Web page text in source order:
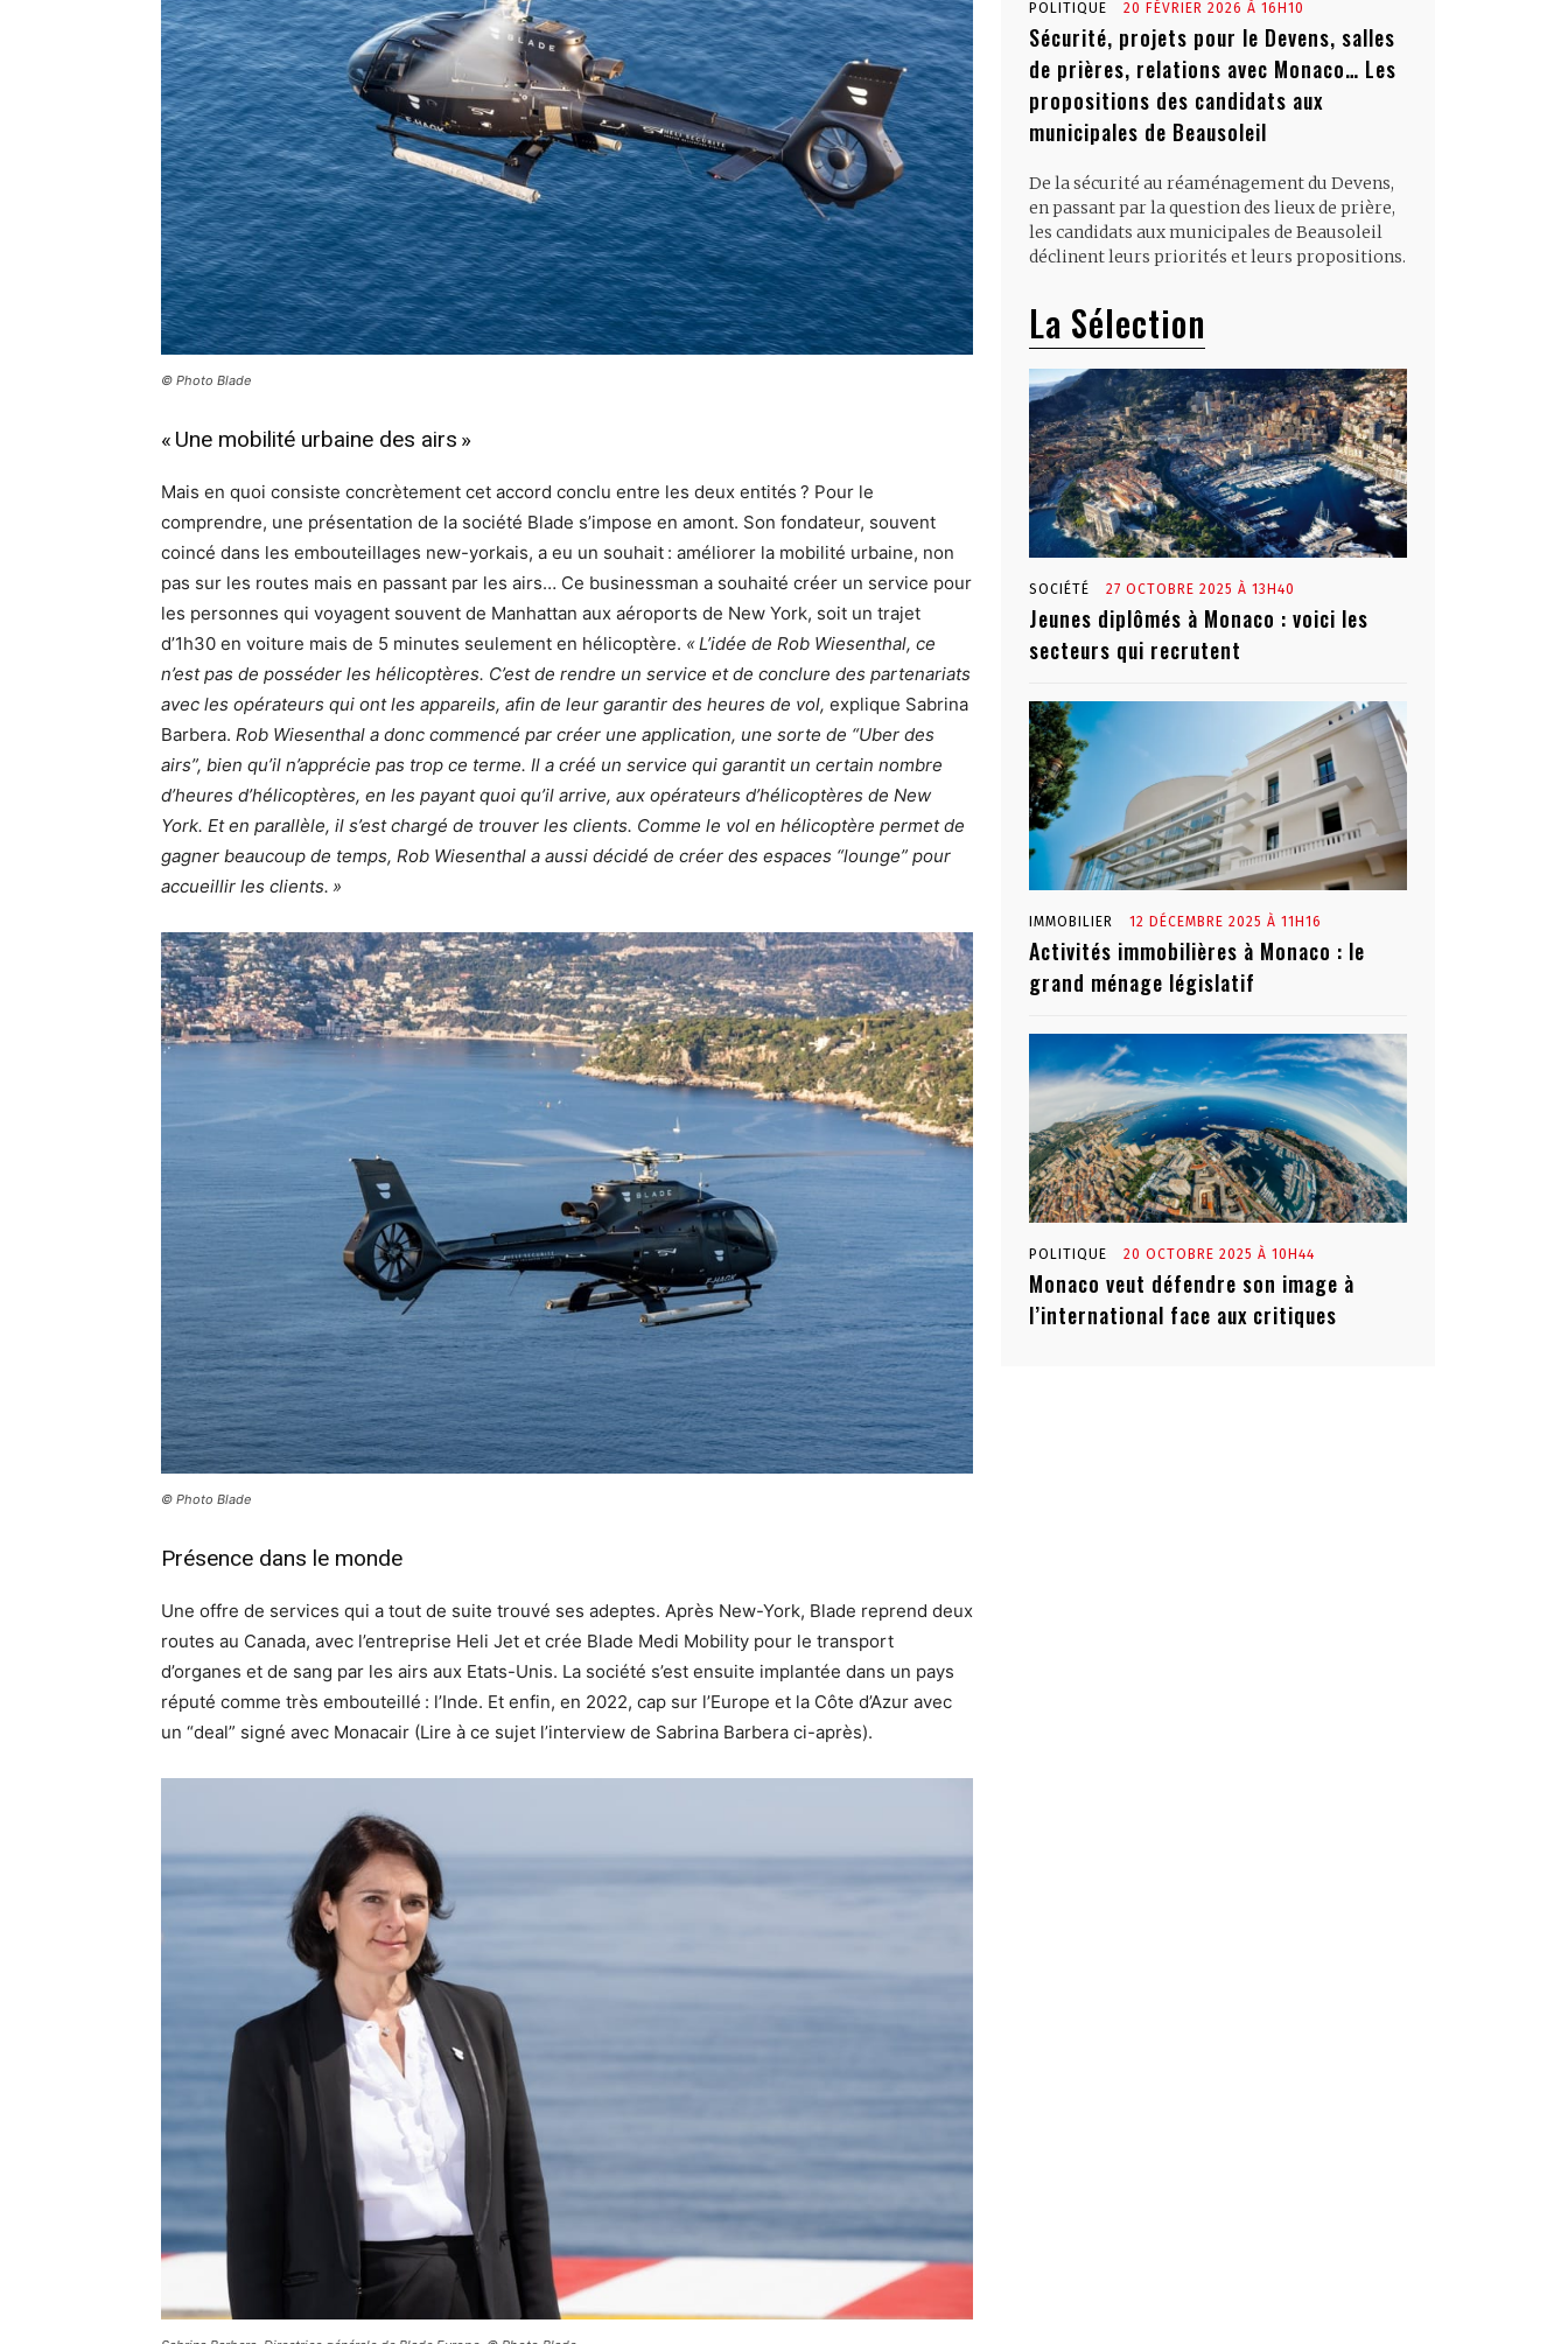
© Photo Blade
« Une mobilité urbaine des airs »
Mais en quoi consiste concrètement cet accord conclu entre les deux entités ? Pour le
comprendre, une présentation de la société Blade s’impose en amont. Son fondateur, souvent
coincé dans les embouteillages new-yorkais, a eu un souhait : améliorer la mobilité urbaine, non
pas sur les routes mais en passant par les airs… Ce businessman a souhaité créer un service pour
les personnes qui voyagent souvent de Manhattan aux aéroports de New York, soit un trajet
d’1h30 en voiture mais de 5 minutes seulement en hélicoptère. « L’idée de Rob Wiesenthal, ce
n’est pas de posséder les hélicoptères. C’est de rendre un service et de conclure des partenariats
avec les opérateurs qui ont les appareils, afin de leur garantir des heures de vol, explique Sabrina
Barbera. Rob Wiesenthal a donc commencé par créer une application, une sorte de “Uber des
airs”, bien qu’il n’apprécie pas trop ce terme. Il a créé un service qui garantit un certain nombre
d’heures d’hélicoptères, en les payant quoi qu’il arrive, aux opérateurs d’hélicoptères de New
York. Et en parallèle, il s’est chargé de trouver les clients. Comme le vol en hélicoptère permet de
gagner beaucoup de temps, Rob Wiesenthal a aussi décidé de créer des espaces “lounge” pour
accueillir les clients. »
© Photo Blade
Présence dans le monde
Une offre de services qui a tout de suite trouvé ses adeptes. Après New-York, Blade reprend deux
routes au Canada, avec l’entreprise Heli Jet et crée Blade Medi Mobility pour le transport
d’organes et de sang par les airs aux Etats-Unis. La société s’est ensuite implantée dans un pays
réputé comme très embouteillé : l’Inde. Et enfin, en 2022, cap sur l’Europe et la Côte d’Azur avec
un “deal” signé avec Monacair (Lire à ce sujet l’interview de Sabrina Barbera ci-après).
POLITIQUE 20 FÉVRIER 2026 À 16H10
Sécurité, projets pour le Devens, salles
de prières, relations avec Monaco… Les
propositions des candidats aux
municipales de Beausoleil
De la sécurité au réaménagement du Devens,
en passant par la question des lieux de prière,
les candidats aux municipales de Beausoleil
déclinent leurs priorités et leurs propositions.
La Sélection
SOCIÉTÉ 27 OCTOBRE 2025 À 13H40
Jeunes diplômés à Monaco : voici les
secteurs qui recrutent
IMMOBILIER 12 DÉCEMBRE 2025 À 11H16
Activités immobilières à Monaco : le
grand ménage législatif
POLITIQUE 20 OCTOBRE 2025 À 10H44
Monaco veut défendre son image à
l’international face aux critiques